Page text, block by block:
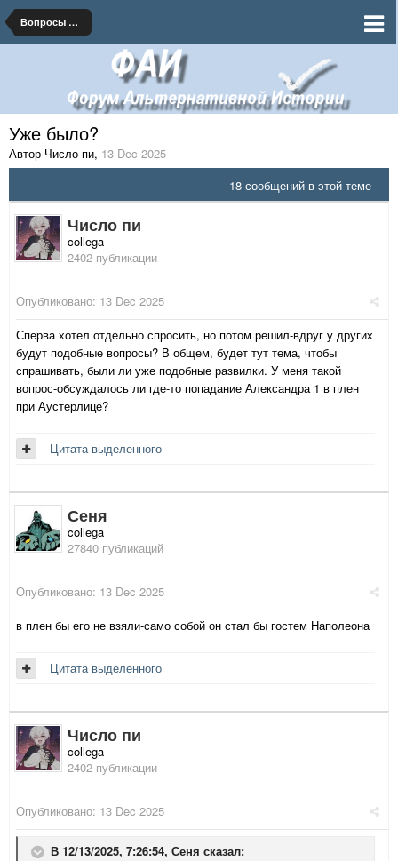
Вопросы по функционированию Форума
Уже было?
Автор Число пи, 13 Dec 2025
18 сообщений в этой теме
Число пи
collega
2402 публикации
Опубликовано: 13 Dec 2025
Сперва хотел отдельно спросить, но потом решил-вдруг у других
будут подобные вопросы? В общем, будет тут тема, чтобы
спрашивать, были ли уже подобные развилки. У меня такой
вопрос-обсуждалось ли где-то попадание Александра 1 в плен
при Аустерлице?
Цитата выделенного
Сеня
collega
27840 публикаций
Опубликовано: 13 Dec 2025
в плен бы его не взяли-само собой он стал бы гостем Наполеона
Цитата выделенного
Число пи
collega
2402 публикации
Опубликовано: 13 Dec 2025
В 12/13/2025, 7:26:54, Сеня сказал: